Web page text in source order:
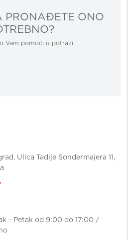
PRONAĐETE ONO
Vam pomoći u potrazi.
Ulica Tadije Sondermajera 11,
- Petak od 9:00 do 17:00 /